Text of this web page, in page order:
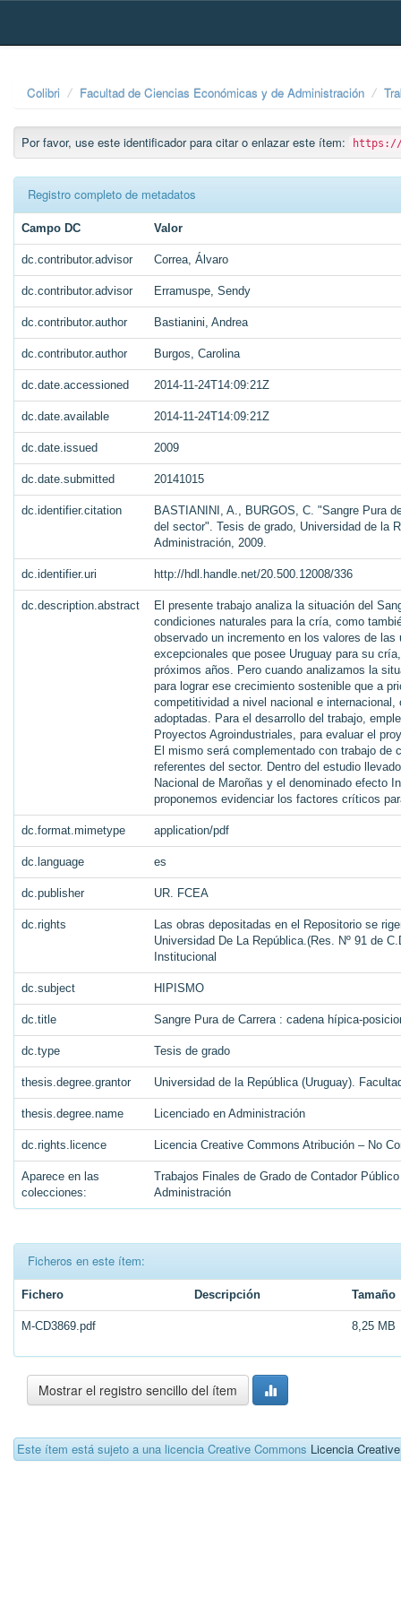
Skip
Colibri Facultad de Ciencias Económicas y de Administración
Por favor, use este identificador para citar o enlazar este ítem: https://
Registro completo de metadatos
Campo DC Valor
dc.contributor.advisor Correa, Álvaro
dc.contributor.advisor Erramuspe, Sendy
dc.contributor.author Bastianini, Andrea
dc.contributor.author Burgos, Carolina
dc.date.accessioned 2014-11-24T14:09:21Z
dc.date.available 2014-11-24T14:09:21Z
dc.date.issued 2009
dc.date.submitted 20141015
dc.identifier.citation
BASTIANINI, A., BURGOS, C. "Sangre Pura
del sector". Tesis de grado, Universidad de la
Administración, 2009.
dc.identifier.uri http://hdl.handle.net/20.500.12008/336
dc.description.abstract
El presente trabajo analiza la situación del
condiciones naturales para la cría, como
observado un incremento en los valores de
excepcionales que posee Uruguay para su
próximos años. Pero cuando analizamos la
para lograr ese crecimiento sostenible que a
competitividad a nivel nacional e
adoptadas. Para el desarrollo del trabajo,
Proyectos Agroindustriales, para evaluar el
El mismo será complementado con trabajo
referentes del sector. Dentro del estudio
Nacional de Maroñas y el denominado efecto
proponemos evidenciar los factores críticos
dc.format.mimetype application/pdf
dc.language es
dc.publisher UR. FCEA
dc.rights
Las obras depositadas en el Repositorio se
Universidad De La República.(Res. Nº 91 de
Institucional
dc.subject HIPISMO
dc.title Sangre Pura de Carrera : cadena hípica-
dc.type Tesis de grado
thesis.degree.grantor Universidad de la República (Uruguay).
thesis.degree.name Licenciado en Administración
dc.rights.licence Licencia Creative Commons Atribución – No
Aparece en las
colecciones:
Trabajos Finales de Grado de Contador
Administración
Ficheros en este ítem:
Fichero Descripción Tamaño
M-CD3869.pdf 8,25 MB
Mostrar el registro sencillo del ítem
Este ítem está sujeto a una licencia Creative Commons Licencia